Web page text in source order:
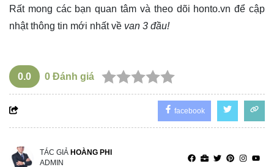
Rất mong các bạn quan tâm và theo dõi honto.vn để cập
nhật thông tin mới nhất về van 3 đầu!
0.0 0 Đánh giá
facebook
TÁC GIẢ HOÀNG PHI
ADMIN